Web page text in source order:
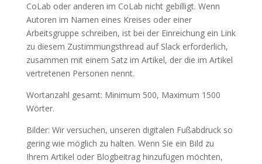
CoLab oder anderen im CoLab nicht gebilligt. Wenn
Autoren im Namen eines Kreises oder einer
Arbeitsgruppe schreiben, ist bei der Einreichung ein Link
zu diesem Zustimmungsthread auf Slack erforderlich,
zusammen mit einem Satz im Artikel, der die im Artikel
vertretenen Personen nennt.
Wortanzahl gesamt: Minimum 500, Maximum 1500
Wörter.
Bilder: Wir versuchen, unseren digitalen Fußabdruck so
gering wie möglich zu halten. Wenn Sie ein Bild zu
Ihrem Artikel oder Blogbeitrag hinzufügen möchten,